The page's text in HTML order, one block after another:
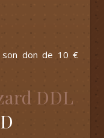
son don de 10 €
DDL